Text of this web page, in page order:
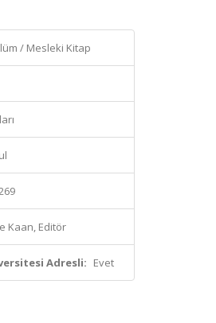
/ Mesleki Kitap
Kaan, Editör
Adresli: Evet